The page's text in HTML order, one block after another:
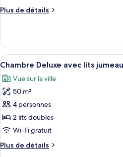
chambre :
Plus de détails
Plus
le
type
de
Chambre
Standard
Afficher
toutes
les
photos
pour
ce
type
chambre :
21
Chambre Deluxe avec lits
Vue sur la ville
50 m²
4 personnes
2 lits doubles
Wi-Fi gratuit
Plus de détails
Plus